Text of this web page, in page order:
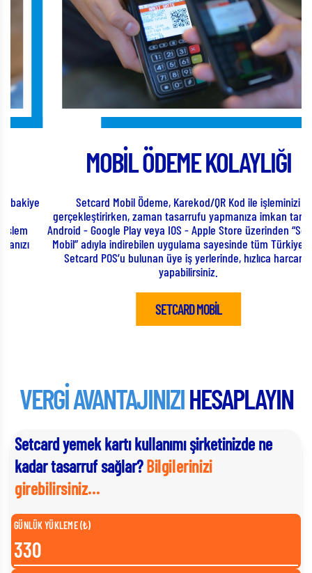
MOBİL ÖDEME KOLAYLIĞI
Setcard Mobil Ödeme, Karekod/QR Kod ile işleminizi
gerçekleştirirken, zaman tasarrufu yapmanıza imkan tanıyor.
Android - Google Play veya IOS - Apple Store üzerinden “Setcard
Mobil” adıyla indirebilen uygulama sayesinde tüm Türkiye’deki
Setcard POS’u bulunan üye iş yerlerinde, hızlıca harcama
yapabilirsiniz.
SETCARD MOBİL
VERGİ AVANTAJINIZIHESAPLAYIN
Setcard yemek kartı kullanımı şirketinizde ne
kadar tasarruf sağlar? Bilgilerinizi
girebilirsiniz...
GÜNLÜK YÜKLEME (₺)